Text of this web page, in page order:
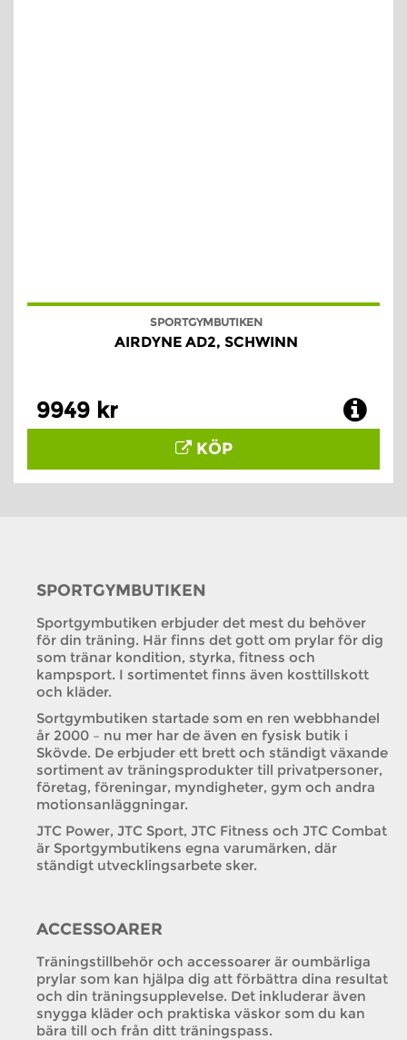
SPORTGYMBUTIKEN
AIRDYNE AD2, SCHWINN
9949 kr
KÖP
SPORTGYMBUTIKEN
Sportgymbutiken erbjuder det mest du behöver
för din träning. Här finns det gott om prylar för dig
som tränar kondition, styrka, fitness och
kampsport. I sortimentet finns även kosttillskott
och kläder.
Sortgymbutiken startade som en ren webbhandel
år 2000 – nu mer har de även en fysisk butik i
Skövde. De erbjuder ett brett och ständigt växande
sortiment av träningsprodukter till privatpersoner,
företag, föreningar, myndigheter, gym och andra
motionsanläggningar.
JTC Power, JTC Sport, JTC Fitness och JTC Combat
är Sportgymbutikens egna varumärken, där
ständigt utvecklingsarbete sker.
ACCESSOARER
Träningstillbehör och accessoarer är oumbärliga
prylar som kan hjälpa dig att förbättra dina resultat
och din träningsupplevelse. Det inkluderar även
snygga kläder och praktiska väskor som du kan
bära till och från ditt träningspass.